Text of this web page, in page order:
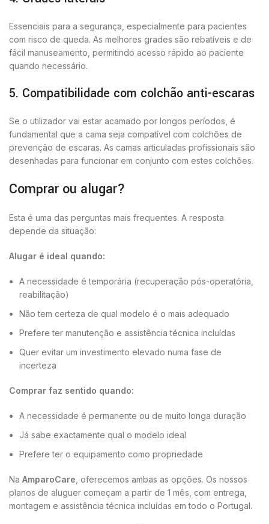
Essenciais para a segurança, especialmente para pacientes
com risco de queda. As melhores grades são rebatíveis e de
fácil manuseamento, permitindo acesso rápido ao paciente
quando necessário.
5. Compatibilidade com colchão anti-escaras
Se o utilizador vai estar acamado por longos períodos, é
fundamental que a cama seja compatível com colchões de
prevenção de escaras. As camas articuladas profissionais são
desenhadas para funcionar em conjunto com estes colchões.
Comprar ou alugar?
Esta é uma das perguntas mais frequentes. A resposta
depende da situação:
Alugar é ideal quando:
A necessidade é temporária (recuperação pós-operatória,
reabilitação)
Não tem certeza de qual modelo é o mais adequado
Prefere ter manutenção e assistência técnica incluídas
Quer evitar um investimento elevado numa fase de
incerteza
Comprar faz sentido quando:
A necessidade é permanente ou de muito longa duração
Já sabe exactamente qual o modelo ideal
Prefere ter o equipamento como propriedade
Na AmparoCare , oferecemos ambas as opções. Os nossos
planos de aluguer começam a partir de 1 mês, com entrega,
montagem e assistência técnica incluídas em todo o Portugal.